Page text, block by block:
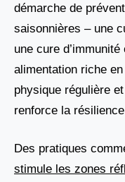
démarche de
saisonnières – une
une cure
alimentation riche
physique régulière
renforce la
Des pratiques
stimule les zones